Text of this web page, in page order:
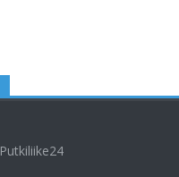
Putkiliike24